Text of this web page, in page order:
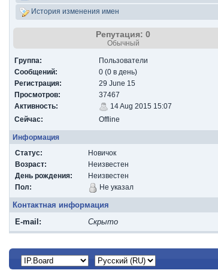
История изменения имен
Репутация: 0
Обычный
Группа:
Пользователи
Сообщений:
0 (0 в день)
Регистрация:
29 June 15
Просмотров:
37467
Активность:
14 Aug 2015 15:07
Сейчас:
Offline
Информация
Статус:
Новичок
Возраст:
Неизвестен
День рождения:
Неизвестен
Пол:
Не указал
Контактная информация
E-mail:
Скрыто